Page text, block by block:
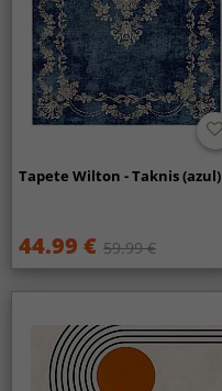
Tapete Wilton - Taknis (azul)
44.99 € 59.99 €